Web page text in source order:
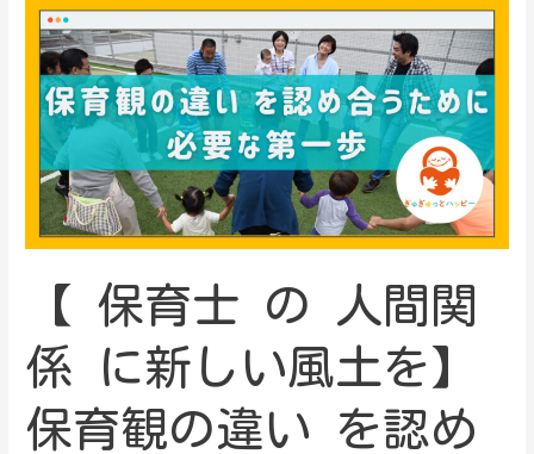
【 保育士 の 人間関
係 に新しい風土を】
保育観の違い を認め